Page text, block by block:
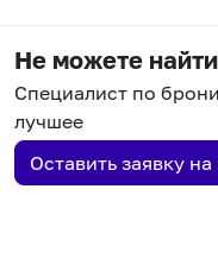
Не можете
Специалист по
лучшее
Оставить заявку